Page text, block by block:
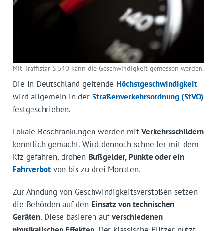
Mit Traffistar S 540 kann die Geschwindigkeit gemessen werden.
Die in Deutschland geltende Höchstgeschwindigkeit
wird allgemein in der Straßenverkehrsordnung (StVO)
festgeschrieben.
Lokale Beschränkungen werden mit Verkehrsschildern
kenntlich gemacht. Wird dennoch schneller mit dem
Kfz gefahren, drohen Bußgelder, Punkte oder ein
Fahrverbotvon bis zu drei Monaten.
Zur Ahndung von Geschwindigkeits­verstößen setzen
die Behörden auf den Einsatz von technischen
Geräten. Diese basieren aufverschiedenen